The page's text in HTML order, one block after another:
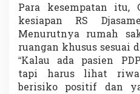
Para kesempatan itu,
kesiapan RS
Menurutnya rumah
ruangan khusus sesuai
“Kalau ada pasien
tapi harus lihat
berisiko positif dan